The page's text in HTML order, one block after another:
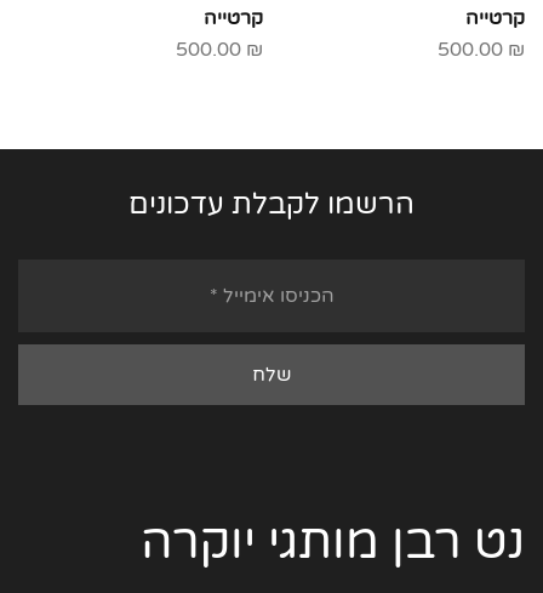
קרטייה
500.00 ₪
קרטייה
500.00 ₪
הרשמו לקבלת עדכונים
נט רבן מותגי יוקרה